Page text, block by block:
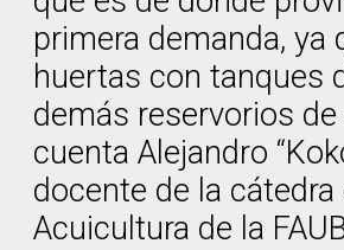
primera demanda, ya
huertas con tanques
demás reservorios de
cuenta Alejandro
docente de la cátedra
Acuicultura de la